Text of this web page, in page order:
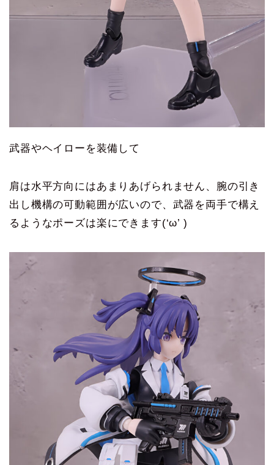
武器やヘイローを装備して
肩は水平方向にはあまりあげられません、腕の引き
出し機構の可動範囲が広いので、武器を両手で構え
るようなポーズは楽にできます(‘ω’ )